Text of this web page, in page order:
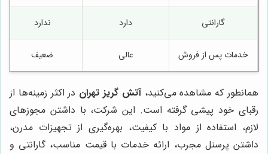
گارانتی دارد ندارد
خدمات پس از فروش عالی ضعیف
همانطور که مشاهده می‌کنید،آتش گریز تهران در اکثر زمینه‌ها از
رقبای خود پیشی گرفته است. این شرکت، با داشتن مجوزهای
لازم، استفاده از مواد با کیفیت، بهره‌گیری از تجهیزات مدرن،
داشتن پرسنل مجرب، ارائه خدمات با قیمت مناسب، گارانتی و